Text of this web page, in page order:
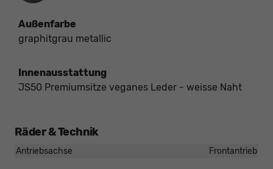
Außenfarbe
graphitgrau metallic
Innenausstattung
JS50 Premiumsitze veganes Leder - weisse Naht
Räder & Technik
Antriebsachse Frontantrieb